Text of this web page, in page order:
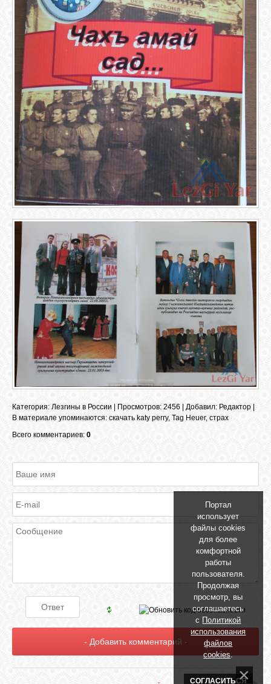
ВХОД
VK
GOOGLE+
TWITTER
Категория: Лезгины в России | Просмотров: 2456 | Добавил: Редактор |
В материале упоминаются: скачать katy perry, Tag Heuer, cтрах
Всего комментариев: 0
Портал
использует
файлы cookies
для более
комфортной
работы
пользователя.
Продолжая
просмотр, вы
соглашаетесь
с Политикой
использования
файлов
cookies.
СОГЛАСИТЬСЯ